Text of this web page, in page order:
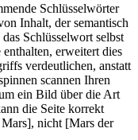
Schlüsselwörter
Inhalt, der semantisch
Schlüsselwort selbst
erweitert dies
verdeutlichen, anstatt
scannen Ihren
ein Bild über die Art
die Seite korrekt
nicht [Mars der